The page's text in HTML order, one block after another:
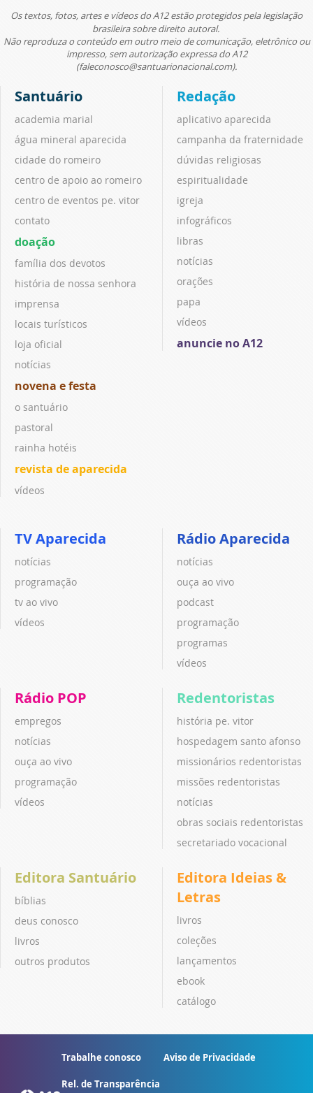
Os textos, fotos, artes e vídeos do A12 estão protegidos pela legislação
brasileira sobre direito autoral.
Não reproduza o conteúdo em outro meio de comunicação, eletrônico ou
impresso, sem autorização expressa do A12
(faleconosco@santuarionacional.com).
Santuário
academia marial
água mineral aparecida
cidade do romeiro
centro de apoio ao romeiro
centro de eventos pe. vitor
contato
doação
família dos devotos
história de nossa senhora
imprensa
locais turísticos
loja oficial
notícias
novena e festa
o santuário
pastoral
rainha hotéis
revista de aparecida
vídeos
Redação
aplicativo aparecida
campanha da fraternidade
dúvidas religiosas
espiritualidade
igreja
infográficos
libras
notícias
orações
papa
vídeos
anuncie no A12
TV Aparecida
notícias
programação
tv ao vivo
vídeos
Rádio Aparecida
notícias
ouça ao vivo
podcast
programação
programas
vídeos
Rádio POP
empregos
notícias
ouça ao vivo
programação
vídeos
Redentoristas
história pe. vitor
hospedagem santo afonso
missionários redentoristas
missões redentoristas
notícias
obras sociais redentoristas
secretariado vocacional
Editora Santuário
bíblias
deus conosco
livros
outros produtos
Editora Ideias &
Letras
livros
coleções
lançamentos
ebook
catálogo
Trabalhe conosco Aviso de Privacidade
Rel. de Transparência